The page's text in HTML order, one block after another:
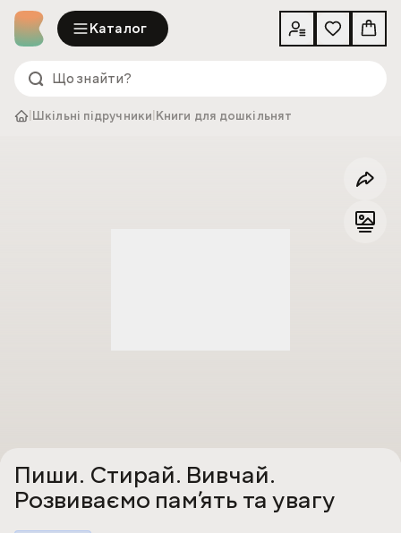
Каталог
Шкільні підручники Книги для дошкільнят
Пиши. Стирай. Вивчай.
Розвиваємо памʼять та увагу